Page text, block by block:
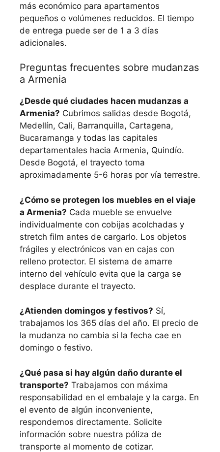
más económico para apartamentos
pequeños o volúmenes reducidos. El tiempo
de entrega puede ser de 1 a 3 días
adicionales.
Preguntas frecuentes sobre mudanzas
a Armenia
¿Desde qué ciudades hacen mudanzas a
Armenia? Cubrimos salidas desde Bogotá,
Medellín, Cali, Barranquilla, Cartagena,
Bucaramanga y todas las capitales
departamentales hacia Armenia, Quindío.
Desde Bogotá, el trayecto toma
aproximadamente 5-6 horas por vía terrestre.
¿Cómo se protegen los muebles en el viaje
a Armenia? Cada mueble se envuelve
individualmente con cobijas acolchadas y
stretch film antes de cargarlo. Los objetos
frágiles y electrónicos van en cajas con
relleno protector. El sistema de amarre
interno del vehículo evita que la carga se
desplace durante el trayecto.
¿Atienden domingos y festivos? Sí,
trabajamos los 365 días del año. El precio de
la mudanza no cambia si la fecha cae en
domingo o festivo.
¿Qué pasa si hay algún daño durante el
transporte? Trabajamos con máxima
responsabilidad en el embalaje y la carga. En
el evento de algún inconveniente,
respondemos directamente. Solicite
información sobre nuestra póliza de
transporte al momento de cotizar.